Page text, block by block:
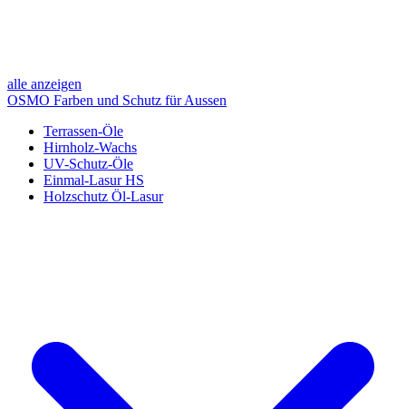
alle anzeigen
OSMO Farben und Schutz für Aussen
Terrassen-Öle
Hirnholz-Wachs
UV-Schutz-Öle
Einmal-Lasur HS
Holzschutz Öl-Lasur